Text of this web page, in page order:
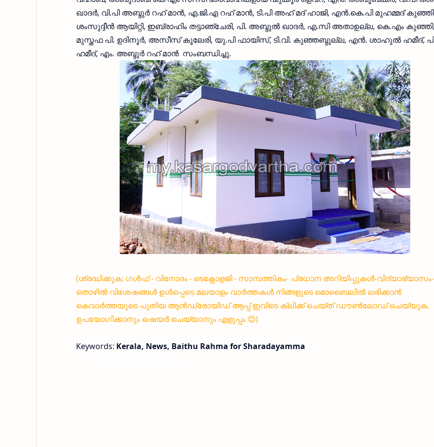
ഖാദര്‍, വി.പി അബ്ദുര്‍ റഹ് മാന്‍, എ.ജി.എ റഹ് മാന്‍, ടി.പി അഹ് മദ് ഹാജി, എന്‍.കെ.പി മുഹമ്മദ്
ശംസുദ്ദീന്‍ ആയിറ്റി, ഇബ്രാഹിം തട്ടാഞ്ചേരി, പി. അബ്ദുല്‍ ഖാദര്‍, എ.സി അതാഉല്ല, കെ.എം
മുസ്തഫ പി. ഉദിനൂര്‍, അസീസ് കൂലേരി, യു.പി ഫായിസ്, ടി.വി. കുഞ്ഞബ്ദുല്ല, എന്‍. ശാഹുല്‍ ഹമീദ്,
ഹമീദ്, എം. അബ്ദുര്‍ റഹ് മാന്‍ സംബന്ധിച്ചു.
(ശ്രദ്ധിക്കുക: ഗൾഫ് - വിനോദം - ടെക്നോളജി - സാമ്പത്തികം- പ്രധാന അറിയിപ്പുകൾ-വിദ്യാഭ്യാസം-
തൊഴിൽ വിശേഷങ്ങൾ ഉൾപ്പെടെ മലയാളം വാർത്തകൾ നിങ്ങളുടെ മൊബൈലിൽ ലഭിക്കാൻ
കെവാർത്തയുടെ പുതിയ ആൻഡ്രോയിഡ് ആപ്പ് ഇവിടെ ക്ലിക്ക് ചെയ്ത് ഡൗൺലോഡ് ചെയ്യുക.
ഉപയോഗിക്കാനും ഷെയർ ചെയ്യാനും എളുപ്പം 😊)
Keywords: Kerala, News, Baithu Rahma for Sharadayamma